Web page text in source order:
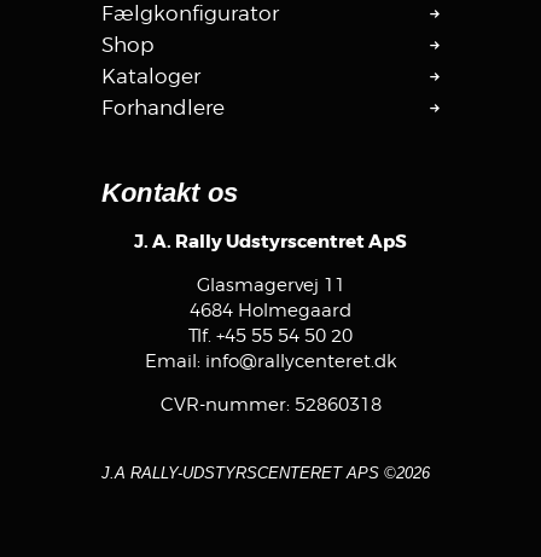
Fælgkonfigurator
Shop
Kataloger
Forhandlere
Kontakt os
J. A. Rally Udstyrscentret ApS
Glasmagervej 11
4684 Holmegaard
Tlf. +45 55 54 50 20
Email: info@rallycenteret.dk
CVR-nummer: 52860318
J.A RALLY-UDSTYRSCENTERET APS ©2026